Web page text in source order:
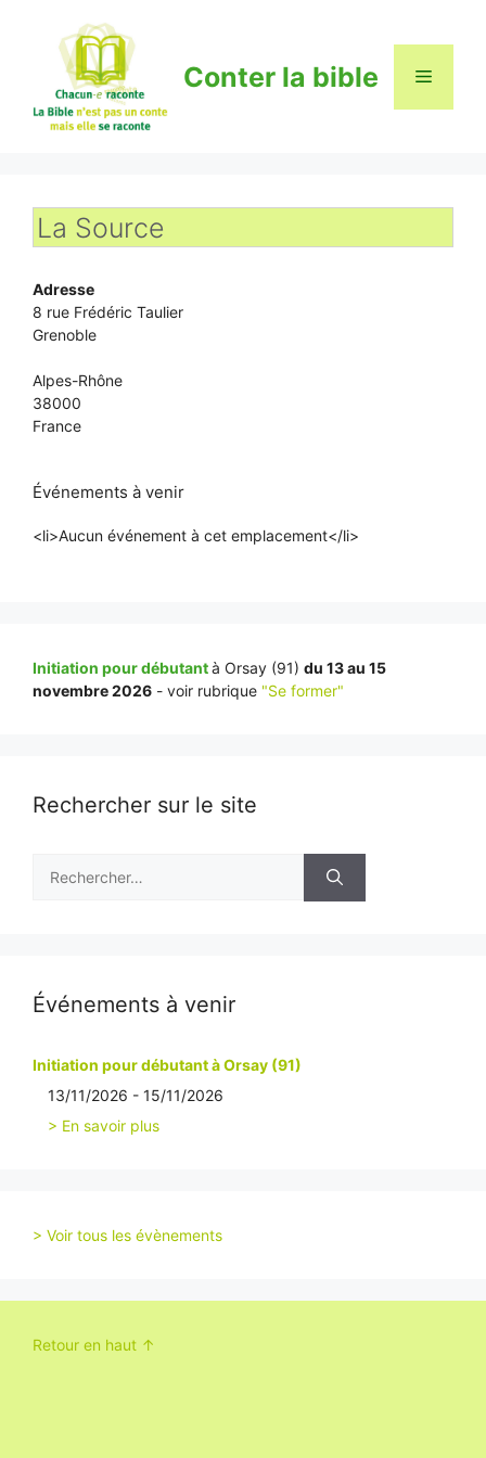
Conter la bible Menu
La Source
Adresse
8 rue Frédéric Taulier
Grenoble
Alpes-Rhône
38000
France
Événements à venir
<li>Aucun événement à cet emplacement</li>
Initiation pour débutantà Orsay (91) du 13 au 15
novembre 2026 - voir rubrique "Se former"
Rechercher sur le site
Événements à venir
Initiation pour débutant à Orsay (91)
13/11/2026 - 15/11/2026
> En savoir plus
> Voir tous les évènements
Retour en haut ↑